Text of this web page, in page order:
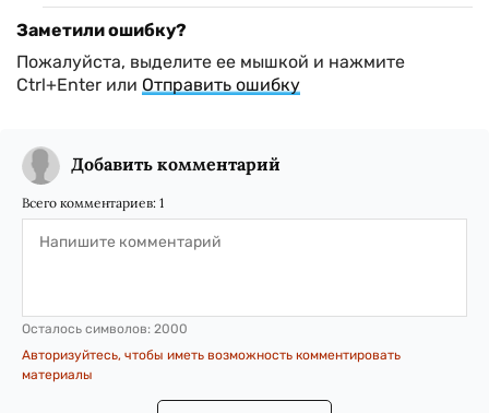
Заметили ошибку?
Пожалуйста, выделите ее мышкой и нажмите
Ctrl+Enter или Отправить ошибку
Добавить комментарий
Всего комментариев: 1
Осталось символов: 2000
Авторизуйтесь, чтобы иметь возможность комментировать
материалы